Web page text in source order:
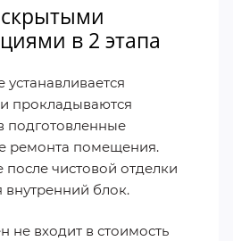
в 2 этапа
прокладываются
подготовленные
ремонта помещения.
после чистовой отделки
внутренний блок.
не входит в стоимость